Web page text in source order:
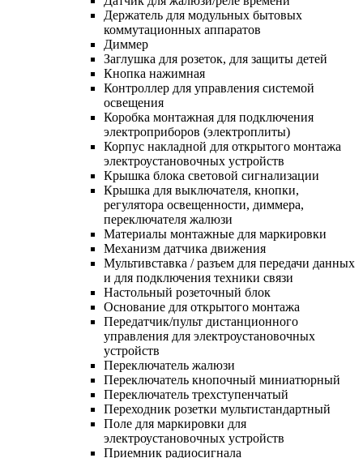
Держатель для модульных бытовых
коммутационных аппаратов
Диммер
Заглушка для розеток, для защиты детей
Кнопка нажимная
Контроллер для управления системой
освещения
Коробка монтажная для подключения
электроприборов (электроплиты)
Корпус накладной для открытого монтажа
электроустановочных устройств
Крышка блока световой сигнализации
Крышка для выключателя, кнопки,
регулятора освещенности, диммера,
переключателя жалюзи
Материалы монтажные для маркировки
Механизм датчика движения
Мультивставка / разъем для передачи данных
и для подключения техники связи
Настольный розеточный блок
Основание для открытого монтажа
Передатчик/пульт дистанционного
управления для электроустановочных
устройств
Переключатель жалюзи
Переключатель кнопочный миниатюрный
Переключатель трехступенчатый
Переходник розетки мультистандартный
Поле для маркировки для
электроустановочных устройств
Приемник радиосигнала